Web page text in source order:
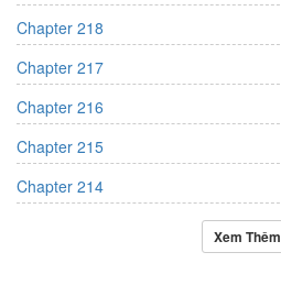
Chapter 218
Chapter 217
Chapter 216
Chapter 215
Chapter 214
Xem Thêm